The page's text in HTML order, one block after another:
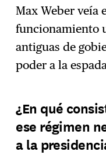
Max Weber veía
funcionamiento
antiguas de
poder a la
¿En qué
ese régimen
a la